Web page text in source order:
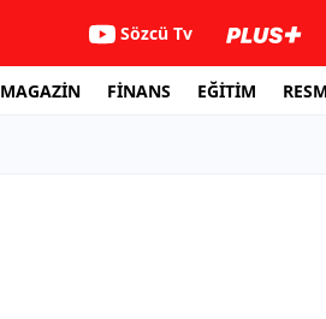
Sözcü Tv
MAGAZİN FİNANS EĞİTİM